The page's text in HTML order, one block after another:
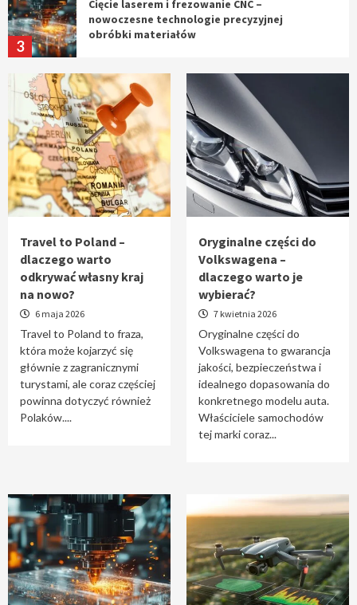
3
Cięcie laserem i frezowanie CNC –
nowoczesne technologie precyzyjnej
obróbki materiałów
4
Czy sztuczna inteligencja wyprze pracę
geodety w przyszłości?
5
Tworzenie aplikacji internetowych – jak
powstają nowoczesne rozwiązania cyfrowe
1
Travel to Poland – dlaczego warto odkrywać
własny kraj na nowo?
2
Oryginalne części do Volkswagena –
dlaczego warto je wybierać?
Cięcie laserem i frezowanie CNC –
4
Czy sztuczna inteligencja wyprze pracę
geodety w przyszłości?
Travel to Poland –
dlaczego warto
odkrywać własny kraj
na nowo?
6 maja 2026
Travel to Poland to fraza,
która może kojarzyć się
głównie z zagranicznymi
turystami, ale coraz częściej
powinna dotyczyć również
Polaków....
Oryginalne części do
Volkswagena –
dlaczego warto je
wybierać?
7 kwietnia 2026
Oryginalne części do
Volkswagena to gwarancja
jakości, bezpieczeństwa i
idealnego dopasowania do
konkretnego modelu auta.
Właściciele samochodów
tej marki coraz...